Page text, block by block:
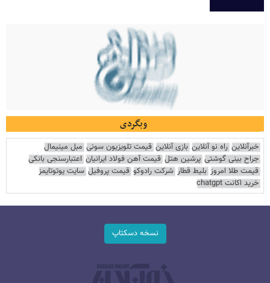
وبگردی
خبرآنلاین راه نو آنلاین بازی آنلاین قیمت تلویزیون سونی مبل مینیمال
جراح بینی گوشتی پرشین هتل قیمت آهن فولاد ایرانیان اعتبارسنجی بانکی
قیمت طلا امروز بلیط قطار شرکت رادوکو قیمت پروفیل سایت یوتوتایمز
خرید اکانت chatgpt
نسخه دسکتاپ